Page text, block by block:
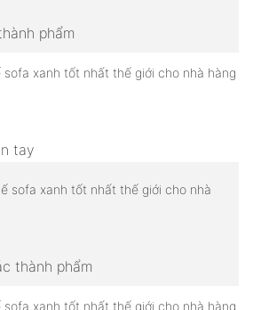
phẩm
tay
thành phẩm